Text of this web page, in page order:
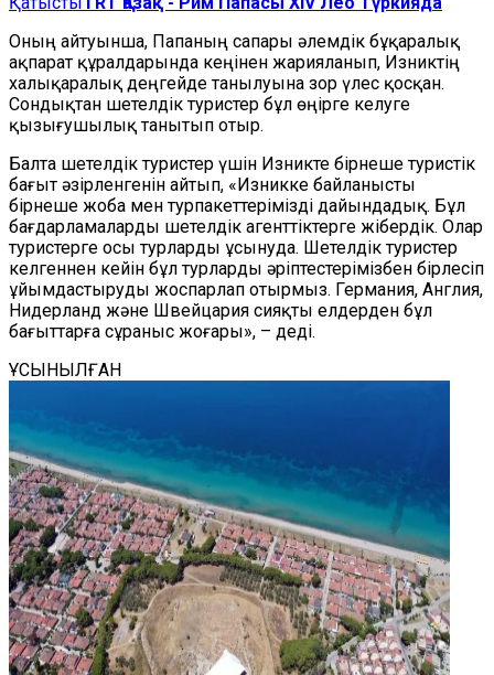
Оның айтуынша, Папаның сапары әлемдік бұқаралық
ақпарат құралдарында кеңінен жарияланып, Изниктің
халықаралық деңгейде танылуына зор үлес қосқан.
Сондықтан шетелдік туристер бұл өңірге келуге
қызығушылық танытып отыр.
Балта шетелдік туристер үшін Изникте бірнеше туристік
бағыт әзірленгенін айтып, «Изникке байланысты
бірнеше жоба мен турпакеттерімізді дайындадық. Бұл
бағдарламаларды шетелдік агенттіктерге жібердік. Олар
туристерге осы турларды ұсынуда. Шетелдік туристер
келгеннен кейін бұл турларды әріптестерімізбен бірлесіп
ұйымдастыруды жоспарлап отырмыз. Германия, Англия,
Нидерланд және Швейцария сияқты елдерден бұл
бағыттарға сұраныс жоғары», – деді.
ҰСЫНЫЛҒАН